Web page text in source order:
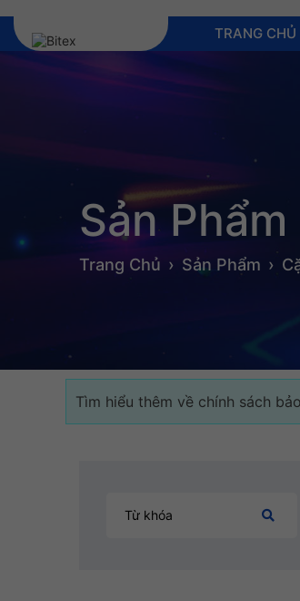
TRANG CHỦ
Sản Phẩm
Trang Chủ Sản Phẩm
Tìm hiểu thêm về chính sách